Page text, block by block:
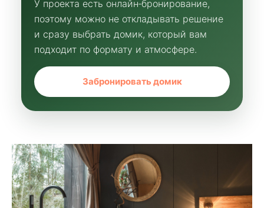
У проекта есть онлайн‑бронирование,
поэтому можно не откладывать решение
и сразу выбрать домик, который вам
подходит по формату и атмосфере.
Забронировать домик